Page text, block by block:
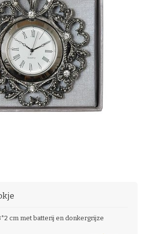
cm met batterij en donkergrijze